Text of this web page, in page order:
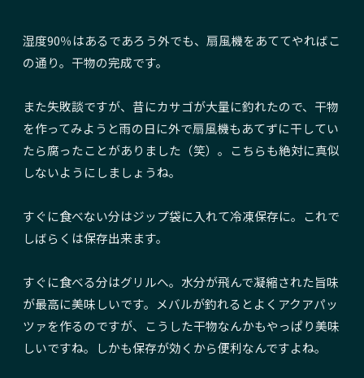
湿度90％はあるであろう外でも、扇風機をあててやればこ
の通り。干物の完成です。
また失敗談ですが、昔にカサゴが大量に釣れたので、干物
を作ってみようと雨の日に外で扇風機もあてずに干してい
たら腐ったことがありました（笑）。こちらも絶対に真似
しないようにしましょうね。
すぐに食べない分はジップ袋に入れて冷凍保存に。これで
しばらくは保存出来ます。
すぐに食べる分はグリルへ。水分が飛んで凝縮された旨味
が最高に美味しいです。メバルが釣れるとよくアクアパッ
ツァを作るのですが、こうした干物なんかもやっぱり美味
しいですね。しかも保存が効くから便利なんですよね。